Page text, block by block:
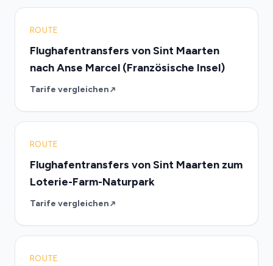
ROUTE
Flughafentransfers von Sint Maarten
nach Anse Marcel (Französische Insel)
Tarife vergleichen
ROUTE
Flughafentransfers von Sint Maarten zum
Loterie-Farm-Naturpark
Tarife vergleichen
ROUTE